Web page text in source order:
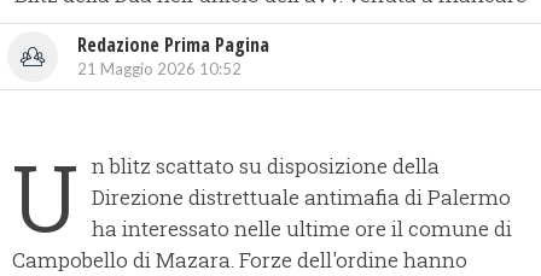
Redazione Prima Pagina
21 Maggio 2026 10:52
U n blitz scattato su disposizione della
Direzione distrettuale antimafia di Palermo
ha interessato nelle ultime ore il comune di
Campobello di Mazara. Forze dell'ordine hanno